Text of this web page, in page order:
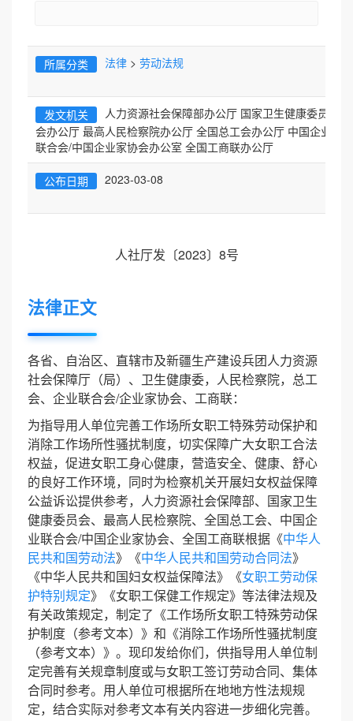
所属分类 法律 > 劳动法规
发文机关
人力资源社会保障部办公厅 国家卫生健康委员
会办公厅 最高人民检察院办公厅 全国总工会办公厅 中国企业
联合会/中国企业家协会办公室 全国工商联办公厅
公布日期 2023-03-08
人社厅发〔2023〕8号
法律正文
各省、自治区、直辖市及新疆生产建设兵团人力资源
社会保障厅（局）、卫生健康委，人民检察院，总工
会、企业联合会/企业家协会、工商联：
为指导用人单位完善工作场所女职工特殊劳动保护和
消除工作场所性骚扰制度，切实保障广大女职工合法
权益，促进女职工身心健康，营造安全、健康、舒心
的良好工作环境，同时为检察机关开展妇女权益保障
公益诉讼提供参考，人力资源社会保障部、国家卫生
健康委员会、最高人民检察院、全国总工会、中国企
业联合会/中国企业家协会、全国工商联根据《中华人
民共和国劳动法》《中华人民共和国劳动合同法》
《中华人民共和国妇女权益保障法》《女职工劳动保
护特别规定》《女职工保健工作规定》等法律法规及
有关政策规定，制定了《工作场所女职工特殊劳动保
护制度（参考文本）》和《消除工作场所性骚扰制度
（参考文本）》。现印发给你们，供指导用人单位制
定完善有关规章制度或与女职工签订劳动合同、集体
合同时参考。用人单位可根据所在地地方性法规规
定，结合实际对参考文本有关内容进一步细化完善。